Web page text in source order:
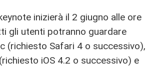
inizierà il 2 giugno alle ore
gli utenti potranno guardare
(richiesto Safari 4 o successivo),
iOS 4.2 o successivo) e